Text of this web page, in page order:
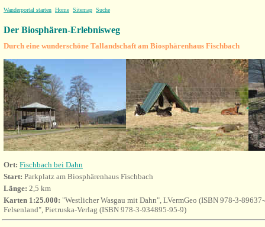
Wanderportal starten Home Sitemap Suche
Der Biosphären-Erlebnisweg
Durch eine wunderschöne Tallandschaft am Biosphärenhaus Fischbach
Ort: Fischbach bei Dahn
Start: Parkplatz am Biosphärenhaus Fischbach
Länge: 2,5 km
Karten 1:25.000: "Westlicher Wasgau mit Dahn", LVermGeo (ISBN 978-3-
Felsenland", Pietruska-Verlag (ISBN 978-3-934895-95-9)